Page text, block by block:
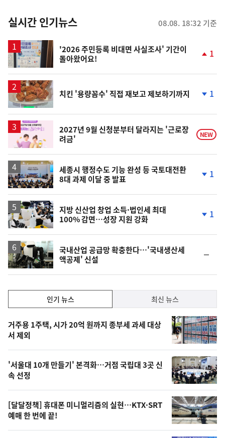
뉴
스
실시간 인기뉴스 08.08. 18:32 기준
'2026 주민등록 비대면 사실조사' 기간이
돌아왔어요!
1
치킨 '용량꼼수' 직접 재보고 제보하기까지
락
1
2027년 9월 신청분부터 달라지는 '근로장
려금'
NEW
세종시 행정수도 기능 완성 등 국토대전환
8대 과제 이달 중 발표
1
지방 신산업 창업 소득·법인세 최대
100% 감면…성장 지원 강화
1
국내산업 공급망 확충한다…'국내생산세
액공제' 신설
일
기,
최
신,
오
늘
의
영
상
인기 뉴스 최신 뉴스
기
뉴
스
거주용 1주택, 시가 20억 원까지 종부세 과세 대상
서 제외
'서울대 10개 만들기' 본격화…거점 국립대 3곳 신
속 선정
[달달정책] 휴대폰 미니멀리즘의 실현…KTX·SRT
예매 한 번에 끝!